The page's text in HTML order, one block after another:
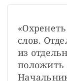
слов.
из
положить